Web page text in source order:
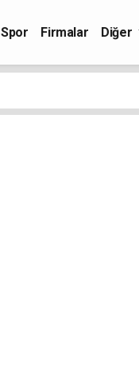
Spor Firmalar Diğer